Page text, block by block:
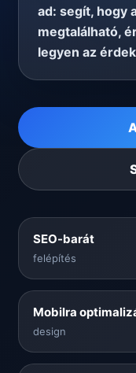
ad: segít, hogy
megtalálható,
legyen az
SEO-barát
felépítés
Mobilra
design